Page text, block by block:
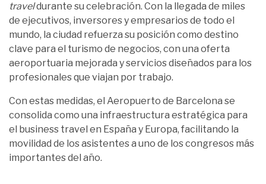
traveldurante su celebración. Con la llegada de miles
de ejecutivos, inversores y empresarios de todo el
mundo, la ciudad refuerza su posición como destino
clave para el turismo de negocios, con una oferta
aeroportuaria mejorada y servicios diseñados para los
profesionales que viajan por trabajo.
Con estas medidas, el Aeropuerto de Barcelona se
consolida como una infraestructura estratégica para
el business travel en España y Europa, facilitando la
movilidad de los asistentes a uno de los congresos más
importantes del año.